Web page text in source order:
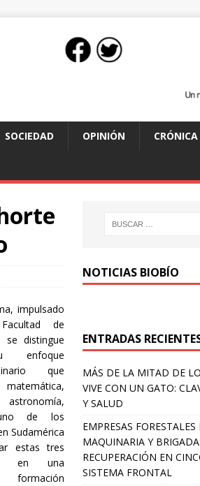
SOCIEDAD OPINIÓN
impulsado
de
se distingue
enfoque
que
de los
Sudamérica
estas tres
en una
NOTICIAS BIOBÍO
ENTRADAS
MÁS DE LA MITAD DE
VIVE CON UN GATO:
Y SALUD
EMPRESAS
MAQUINARIA Y
RECUPERACIÓN EN
SISTEMA FRONTAL